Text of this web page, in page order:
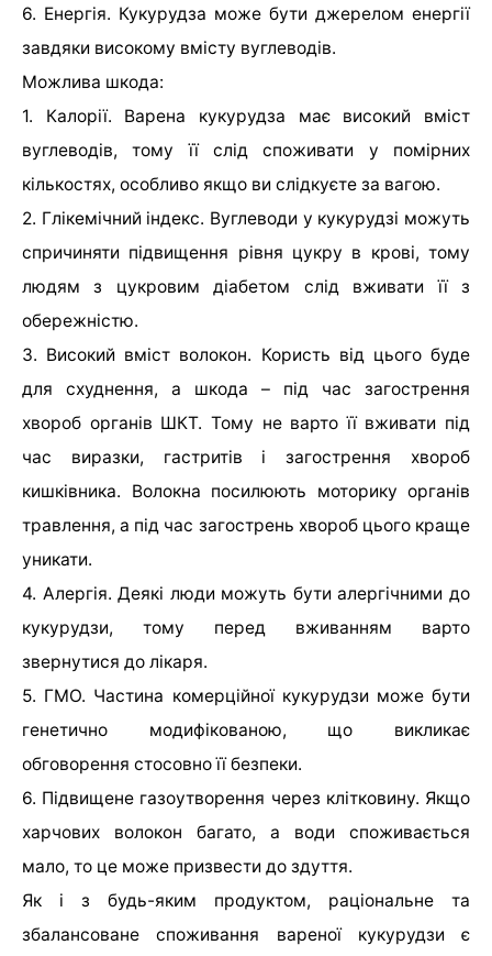
6. Енергія. Кукурудза може бути джерелом енергії
завдяки високому вмісту вуглеводів.
Можлива шкода:
1. Калорії. Варена кукурудза має високий вміст
вуглеводів, тому її слід споживати у помірних
кількостях, особливо якщо ви слідкуєте за вагою.
2. Глікемічний індекс. Вуглеводи у кукурудзі можуть
спричиняти підвищення рівня цукру в крові, тому
людям з цукровим діабетом слід вживати її з
обережністю.
3. Високий вміст волокон. Користь від цього буде
для схуднення, а шкода – під час загострення
хвороб органів ШКТ. Тому не варто її вживати під
час виразки, гастритів і загострення хвороб
кишківника. Волокна посилюють моторику органів
травлення, а під час загострень хвороб цього краще
уникати.
4. Алергія. Деякі люди можуть бути алергічними до
кукурудзи, тому перед вживанням варто
звернутися до лікаря.
5. ГМО. Частина комерційної кукурудзи може бути
генетично модифікованою, що викликає
обговорення стосовно її безпеки.
6. Підвищене газоутворення через клітковину. Якщо
харчових волокон багато, а води споживається
мало, то це може призвести до здуття.
Як і з будь-яким продуктом, раціональне та
збалансоване споживання вареної кукурудзи є